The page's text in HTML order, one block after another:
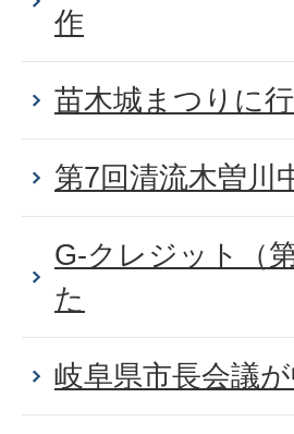
作
苗木城まつりに
第7回清流木曽川
G-クレジット（
た
岐阜県市長会議